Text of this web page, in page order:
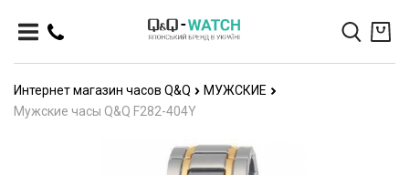
Интернет магазин часов Q&Q
МУЖСКИЕ
Мужские часы Q&Q F282-404Y